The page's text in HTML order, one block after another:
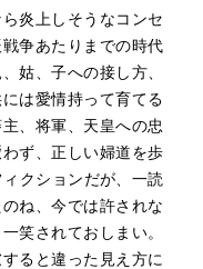
炎上しそうなコンセ
争あたりまでの時代
姑、子への接し方、
は愛情持って育てる
、将軍、天皇への忠
ず、正しい婦道を歩
クションだが、一読
ね、今では許されな
笑されておしまい。
ると違った見え方に